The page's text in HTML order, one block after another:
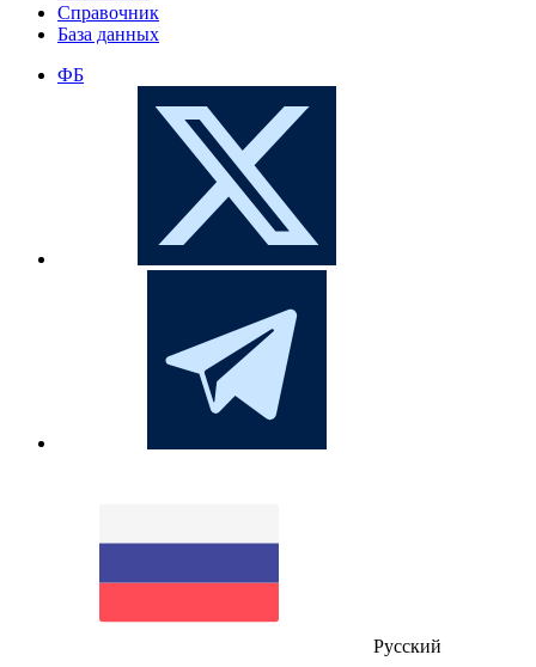
Справочник
База данных
ФБ
Русский